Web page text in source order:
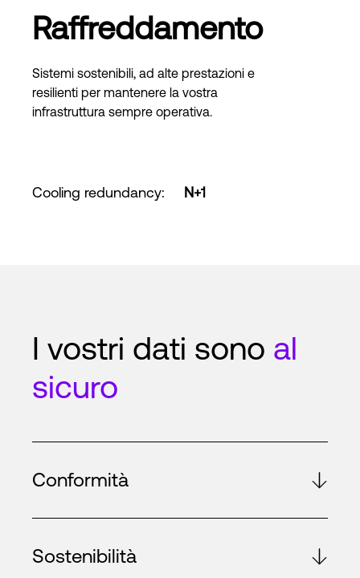
Raffreddamento
Sistemi sostenibili, ad alte prestazioni e
resilienti per mantenere la vostra
infrastruttura sempre operativa.
Cooling redundancy: N+1
I vostri dati sono al
sicuro
Conformità
Sostenibilità